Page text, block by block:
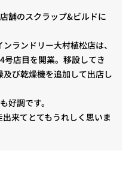
舗のスクラップ&ビルドに
ランドリー大村植松店は、
店目を開業。移設してき
び乾燥機を追加して出店し
好調です。
来てとてもうれしく思いま